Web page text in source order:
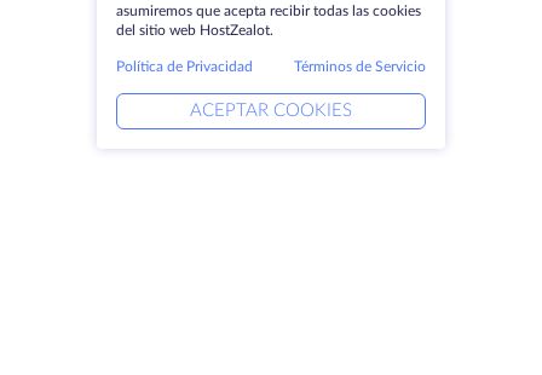
asumiremos que acepta recibir todas las cookies
del sitio web HostZealot.
Política de Privacidad Términos de Servicio
ACEPTAR COOKIES